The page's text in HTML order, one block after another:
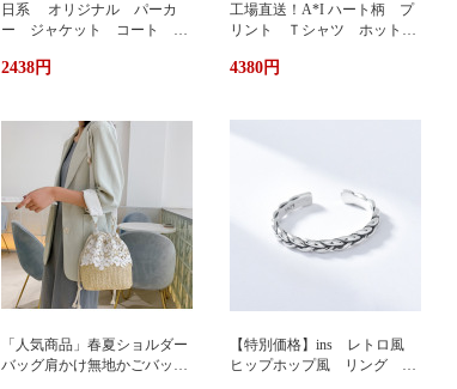
日系 オリジナル パーカ
ー ジャケット コート 暖
ス ユニセックス 男女兼用
2438円
工場直送！A*I ハート柄 プ
リント Ｔシャツ ホットプ
ニセックス おしゃれ スト
4380円
「人気商品」春夏ショルダー
バッグ肩かけ無地かごバッグ
【特別価格】ins レトロ風
ヒップホップ風 リング シ